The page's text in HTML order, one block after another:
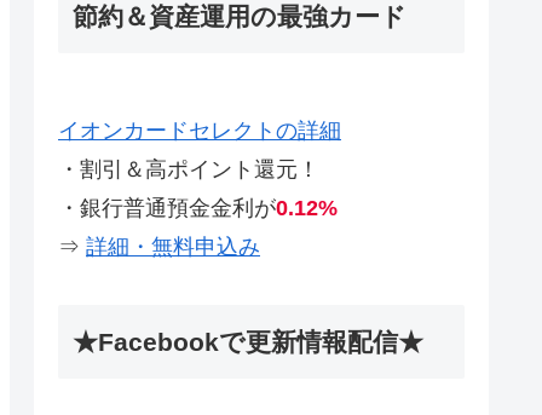
節約＆資産運用の最強カード
イオンカードセレクトの詳細
・割引＆高ポイント還元！
・銀行普通預金金利が0.12%
⇒ 詳細・無料申込み
★Facebookで更新情報配信★